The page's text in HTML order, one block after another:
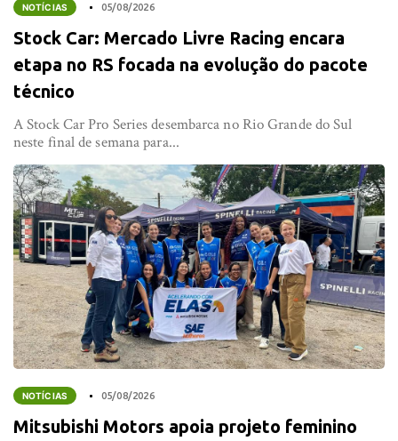
NOTÍCIAS 05/08/2026
Stock Car: Mercado Livre Racing encara
etapa no RS focada na evolução do pacote
técnico
A Stock Car Pro Series desembarca no Rio Grande do Sul
neste final de semana para...
NOTÍCIAS 05/08/2026
Mitsubishi Motors apoia projeto feminino